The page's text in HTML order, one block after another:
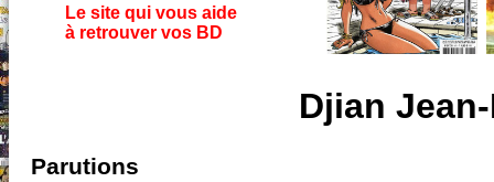
Le site qui vous aide
à retrouver vos BD
Djian
Parutions